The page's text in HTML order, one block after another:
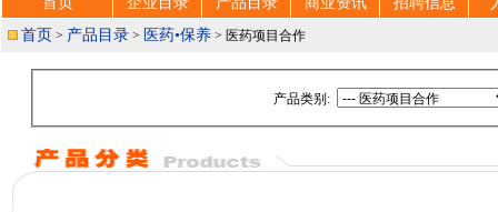
首页 > 产品目录 > 医药•保养 > 医药项目合作
产品类别: